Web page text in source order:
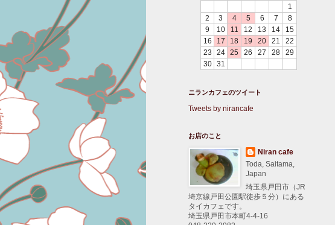
1
2
3 4 5 6 7
8
9
10 11 12 13 14
15
16
17 18 19 20 21
22
23
24 25 26 27 28
29
30
31
ニランカフェのツイート
Tweets by nirancafe
お店のこと
Niran cafe
Toda, Saitama,
Japan
埼玉県戸田市（JR
埼京線戸田公園駅徒歩５分）にある
タイカフェです。
埼玉県戸田市本町4-4-16